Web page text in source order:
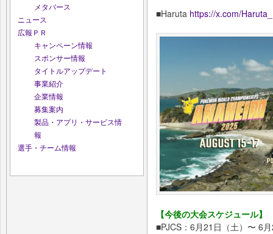
メタバース
ニュース
広報ＰＲ
キャンペーン情報
スポンサー情報
タイトルアップデート
事業紹介
企業情報
募集案内
製品・アプリ・サービス情
報
選手・チーム情報
■Haruta https://x.com/
【今後の大会スケジュール】
■PJCS：6月21日（土）〜 6